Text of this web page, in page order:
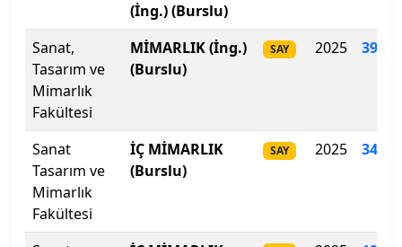
Biruni Üniversitesi
Bitlis Eren Üniversitesi
Boğaziçi Üniversitesi
Bolu Abant İzzet Baysal Üniversitesi
Burdur Mehmet Akif Ersoy Üniversitesi
Bursa Teknik Üniversitesi
(İng.) (Burslu)
Sanat,
Tasarım ve
Mimarlık
Fakültesi
MİMARLIK (İng.)
(Burslu)
SAY 2025 392
Sanat
Tasarım ve
Mimarlık
Fakültesi
İÇ MİMARLIK
(Burslu)
SAY 2025